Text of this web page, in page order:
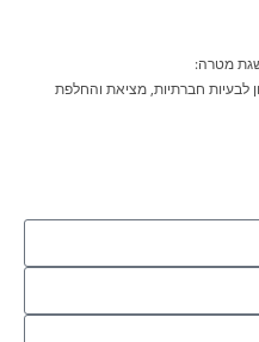
מטרה:
לבעיות חברתיות, מציאת והחלפת